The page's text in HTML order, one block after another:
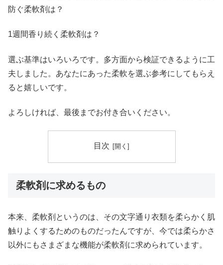
防ぐ柔軟剤は？
1週間香り続く柔軟剤は？
選ぶ基準はいろいろです。多方面から検証できるように工
夫しました。あなたにあった柔軟を選ぶ参考にしてもらえ
ると嬉しいです。
よろしければ、最後までお付き合いください。
目次
柔軟剤に求めるもの
本来、柔軟剤というのは、その文字通り衣類を柔らかく肌
触りよくするためのものだったんですが、今では柔らかさ
以外にもさまざまな機能が柔軟剤に求められています。